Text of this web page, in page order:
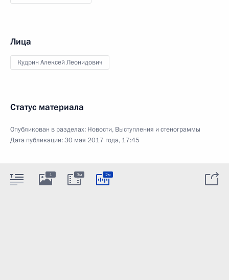
Лица
Кудрин Алексей Леонидович
Статус материала
Опубликован в разделах: Новости, Выступления и стенограммы
Дата публикации:30 мая 2017 года, 17:45
1 3м 2м